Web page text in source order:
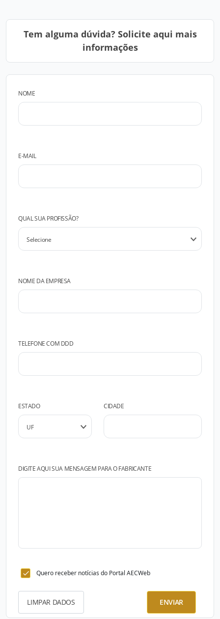
Tem alguma dúvida? Solicite aqui mais
informações
NOME
E-MAIL
QUAL SUA PROFISSÃO?
NOME DA EMPRESA
TELEFONE COM DDD
ESTADO CIDADE
DIGITE AQUI SUA MENSAGEM PARA O FABRICANTE
Quero receber notícias do Portal AECWeb
LIMPAR DADOS ENVIAR